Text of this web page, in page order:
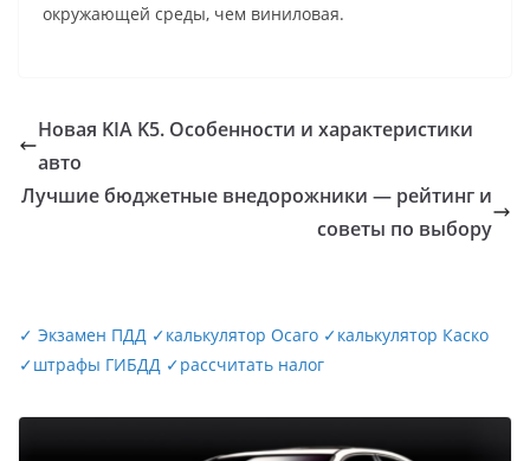
окружающей среды, чем виниловая.
Новая KIA K5. Особенности и характеристики
авто
Лучшие бюджетные внедорожники — рейтинг и
советы по выбору
✓ Экзамен ПДД ✓калькулятор Осаго ✓калькулятор Каско
✓штрафы ГИБДД ✓рассчитать налог